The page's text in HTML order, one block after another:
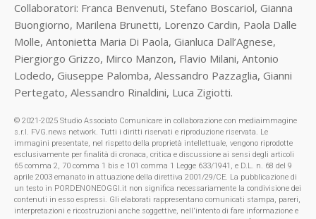
Collaboratori: Franca Benvenuti, Stefano Boscariol, Gianna
Buongiorno, Marilena Brunetti, Lorenzo Cardin, Paola Dalle
Molle, Antonietta Maria Di Paola, Gianluca Dall’Agnese,
Piergiorgo Grizzo, Mirco Manzon, Flavio Milani, Antonio
Lodedo, Giuseppe Palomba, Alessandro Pazzaglia, Gianni
Pertegato, Alessandro Rinaldini, Luca Zigiotti.
© 2021-2025 Studio Associato Comunicare in collaborazione con mediaimmagine
s.r.l. FVG.news network. Tutti i diritti riservati e riproduzione riservata. Le
immagini presentate, nel rispetto della proprietà intellettuale, vengono riprodotte
esclusivamente per finalità di cronaca, critica e discussione ai sensi degli articoli
65 comma 2, 70 comma 1 bis e 101 comma 1 Legge 633/1941, e D.L. n. 68 del 9
aprile 2003 emanato in attuazione della direttiva 2001/29/CE. La pubblicazione di
un testo in PORDENONEOGGI.it non significa necessariamente la condivisione dei
contenuti in esso espressi. Gli elaborati rappresentano comunicati stampa, pareri,
interpretazioni e ricostruzioni anche soggettive, nell'intento di fare informazione e